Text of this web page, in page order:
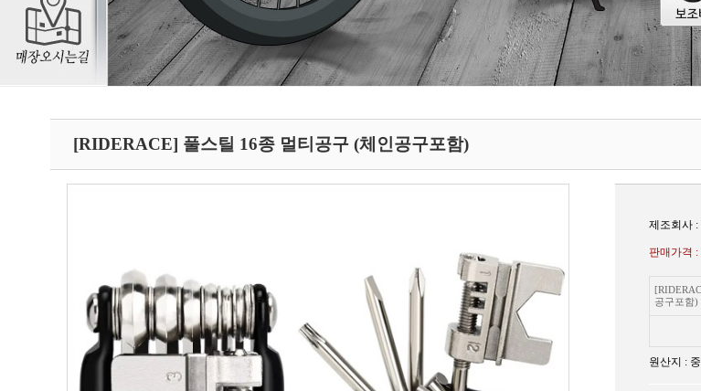
[RIDERACE] 풀스틸 16종 멀티공구 (체인공구포함)
제조회사 :
판매가격 :
공구포함)
원산지 :